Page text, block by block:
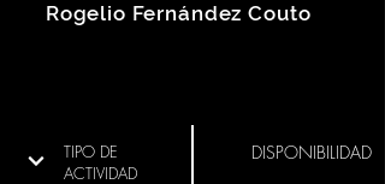
Rogelio Fernández Couto
TIPO DE
ACTIVIDAD
DISPONIBILIDAD